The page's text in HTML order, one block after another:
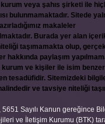
veya şahıs şirketi ile
bulunmamaktadır. Sitede
makaleler
Burada yer alan
taşımamakta olup,
hakkında paylaşım
kurum ve kişiler ile isim
tesadüfidir. Sitemizdeki
ve tavsiye niteliği
5651 Sayılı Kanun gereğince
ve İletişim Kurumu (BTK)